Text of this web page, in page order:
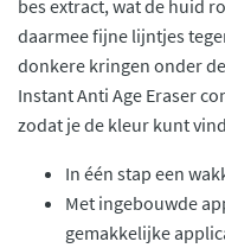
bes extract, wat de huid
daarmee fijne lijntjes
donkere kringen onder
Instant Anti Age Eraser
zodat je de kleur kunt
In één stap een
Met ingebouwde
gemakkelijke